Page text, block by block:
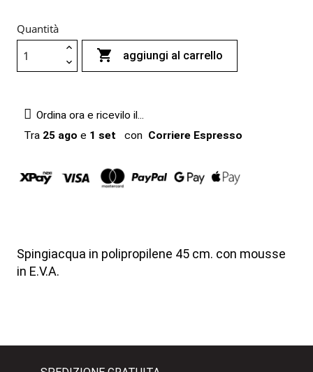
Quantità
 aggiungi al carrello
Ordina ora e ricevilo il...
Tra 25 ago e 1 set con Corriere Espresso
Spingiacqua in polipropilene 45 cm. con mousse
in E.V.A.